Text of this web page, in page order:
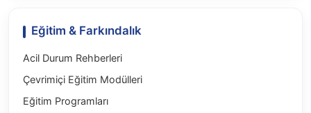
Eğitim & Farkındalık
Acil Durum Rehberleri
Çevrimiçi Eğitim Modülleri
Eğitim Programları